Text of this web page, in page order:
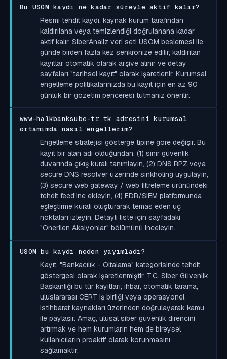
Bu USOM kaydı ne kadar süreyle aktif kalır?
Resmi tehdit kaydı, kaynak kurum tarafından
kaldırılana veya temizlendiği doğrulanana kadar
aktif kalır. SiberAnaliz veri seti USOM beslemesi ile
günde birden fazla kez senkronize edilir; kaldırılan
kayıtlar otomatik olarak arşive alınır ve detay
sayfaları "tarihsel kayıt" olarak işaretlenir. Kurumsal
engelleme politikalarınızda bu kayıt için en az 90
günlük bir gözetim penceresi tutmanız önerilir.
www-halkbanksube-tr.tk adresini kurumsal
ortamımda nasıl engellerim?
Engelleme stratejisi gösterge tipine göre değişir. Bu
kayıt bir alan adı olduğundan: (1) sınır güvenlik
duvarında çıkış kuralı tanımlayın, (2) DNS RPZ veya
secure DNS resolver üzerinde sinkholing uygulayın,
(3) secure web gateway / web filtreleme ürünündeki
tehdit feed'ine ekleyin, (4) EDR/SIEM platformunda
eşleştirme kuralı oluşturarak temas eden uç
noktaları izleyin. Detaylı liste için sayfadaki
"Önerilen Aksiyonlar" bölümünü inceleyin.
USOM bu kaydı neden yayımladı?
Kayıt, "Bankacılık - Oltalama" kategorisinde tehdit
göstergesi olarak işaretlenmiştir. T.C. Siber Güvenlik
Başkanlığı bu tür kayıtları; ihbar, otomatik tarama,
uluslararası CERT iş birliği veya operasyonel
istihbarat kaynakları üzerinden doğrulayarak kamu
ile paylaşır. Amaç, ulusal siber güvenlik direncini
artırmak ve hem kurumların hem de bireysel
kullanıcıların proaktif olarak korunmasını
sağlamaktır.